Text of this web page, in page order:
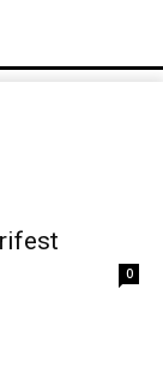
0